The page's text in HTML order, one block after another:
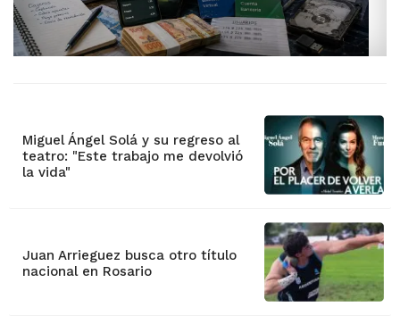
Miguel Ángel Solá y su regreso al
teatro: "Este trabajo me devolvió
la vida"
Juan Arrieguez busca otro título
nacional en Rosario